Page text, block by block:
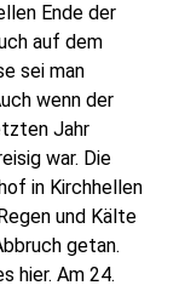
Ende der
auf dem
sei man
wenn der
Jahr
war. Die
in Kirchhellen
und Kälte
getan.
hier. Am 24.